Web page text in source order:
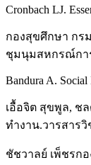
Cronbach LJ.
กองสุขศึกษา กร
ชุมนุมสหกรณ์การ
Bandura A.
เอื้อจิต สุขพูล, ช
ทำงาน.วารสารวิ
ชัชวาลย์ เพ็ชรก